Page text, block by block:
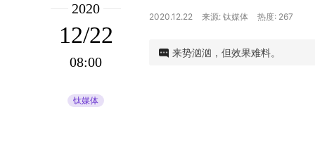
2020
12/22
08:00
钛媒体
2020.12.22 来源: 钛媒体 热度: 267
来势汹汹，但效果难料。